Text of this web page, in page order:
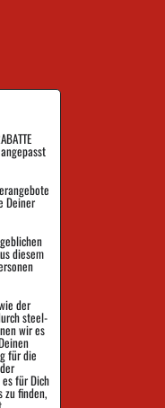
Deiner
diesem
der
steel-
wir es
für die
für Dich
zu finden,